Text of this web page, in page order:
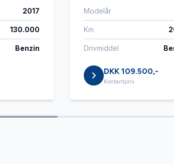
2017
130.000
Benzin
Modelår
Km
Drivmiddel
DKK 109.500,-
Kontantpris